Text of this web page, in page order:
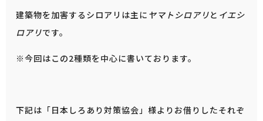
建築物を加害するシロアリは主に ヤマトシロアリと イエシ
ロアリです。
※今回はこの2種類を中心に書いております。
下記は「日本しろあり対策協会」様よりお借りしたそれぞ